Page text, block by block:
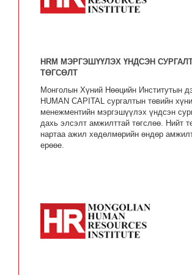
HRM МЭРГЭШҮҮЛЭХ ҮНДСЭН
ТӨГСӨЛТ
Монголын Хүний Нөөцийн Институтын
HUMAN CAPITAL сургалтын төвийн
менежментийн мэргэшүүлэх үндсэн
дахь элсэлт амжилттай төгслөө. Нийт
нартаа ажил хөдөлмөрийн өндөр
ерөөе.